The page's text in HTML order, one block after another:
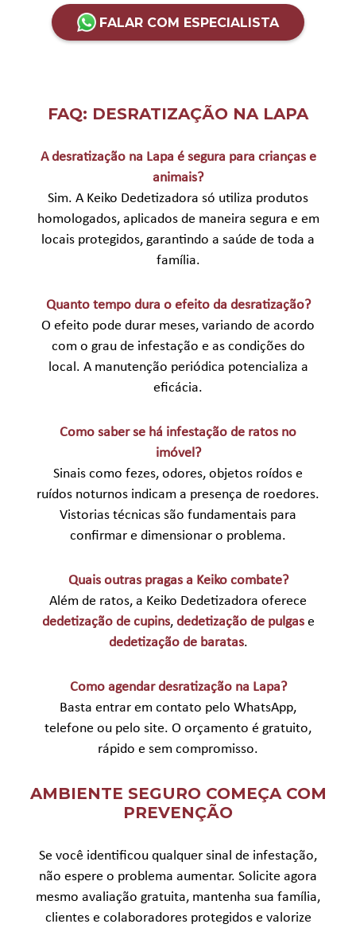
FALAR COM ESPECIALISTA
FAQ: DESRATIZAÇÃO NA LAPA
A desratização na Lapa é segura para crianças e
animais?
Sim. A Keiko Dedetizadora só utiliza produtos
homologados, aplicados de maneira segura e em
locais protegidos, garantindo a saúde de toda a
família.
Quanto tempo dura o efeito da desratização?
O efeito pode durar meses, variando de acordo
com o grau de infestação e as condições do
local. A manutenção periódica potencializa a
eficácia.
Como saber se há infestação de ratos no
imóvel?
Sinais como fezes, odores, objetos roídos e
ruídos noturnos indicam a presença de roedores.
Vistorias técnicas são fundamentais para
confirmar e dimensionar o problema.
Quais outras pragas a Keiko combate?
Além de ratos, a Keiko Dedetizadora oferece
dedetização de cupins, dedetização de pulgase
dedetização de baratas.
Como agendar desratização na Lapa?
Basta entrar em contato pelo WhatsApp,
telefone ou pelo site. O orçamento é gratuito,
rápido e sem compromisso.
AMBIENTE SEGURO COMEÇA COM
PREVENÇÃO
Se você identificou qualquer sinal de infestação,
não espere o problema aumentar. Solicite agora
mesmo avaliação gratuita, mantenha sua família,
clientes e colaboradores protegidos e valorize